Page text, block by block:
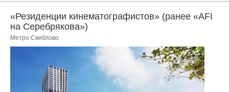
«Резиденции кинематографистов» (ранее «AFI
на Серебрякова»)
Метро Свиблово